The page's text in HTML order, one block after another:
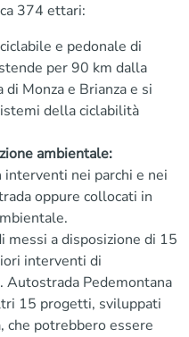
374 ettari:
e pedonale di
per 90 km dalla
Monza e Brianza e si
della ciclabilità
ambientale:
nei parchi e nei
oppure collocati in
messi a disposizione di 15
interventi di
Autostrada Pedemontana
15 progetti, sviluppati
potrebbero essere